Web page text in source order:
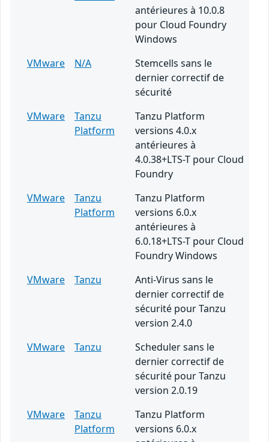
antérieures à 10.0.8
pour Cloud Foundry
Windows
VMware
N/A
Stemcells sans le
dernier correctif de
sécurité
VMware
Tanzu
Platform
Tanzu Platform
versions 4.0.x
antérieures à
4.0.38+LTS-T pour Cloud
Foundry
VMware
Tanzu
Platform
Tanzu Platform
versions 6.0.x
antérieures à
6.0.18+LTS-T pour Cloud
Foundry Windows
VMware
Tanzu
Anti-Virus sans le
dernier correctif de
sécurité pour Tanzu
version 2.4.0
VMware
Tanzu
Scheduler sans le
dernier correctif de
sécurité pour Tanzu
version 2.0.19
VMware
Tanzu
Platform
Tanzu Platform
versions 6.0.x